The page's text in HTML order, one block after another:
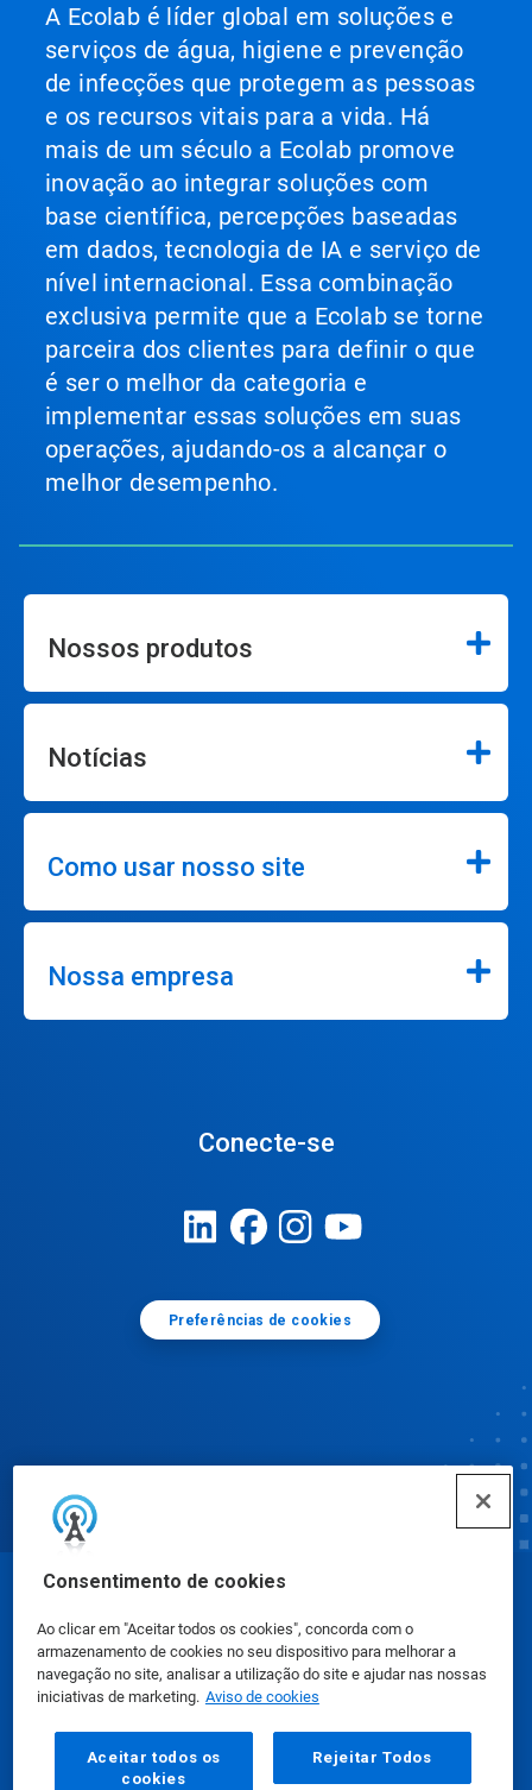
Consentimento de cookies
Ao clicar em "Aceitar todos os cookies", concorda com o
armazenamento de cookies no seu dispositivo para melhorar a
navegação no site, analisar a utilização do site e ajudar nas nossas
iniciativas de marketing. Aviso de cookies
Aceitar todos os
cookies
Rejeitar Todos
A Ecolab é líder global em soluções e
serviços de água, higiene e prevenção
de infecções que protegem as pessoas
e os recursos vitais para a vida. Há
mais de um século a Ecolab promove
inovação ao integrar soluções com
base científica, percepções baseadas
em dados, tecnologia de IA e serviço de
nível internacional. Essa combinação
exclusiva permite que a Ecolab se torne
parceira dos clientes para definir o que
é ser o melhor da categoria e
implementar essas soluções em suas
operações, ajudando-os a alcançar o
melhor desempenho.
Nossos produtos
Notícias
Como usar nosso site
Nossa empresa
Conecte-se
Preferências de cookies
Fichas de Informação de Segurança de Produtos
Químicos|Política de Privacidade